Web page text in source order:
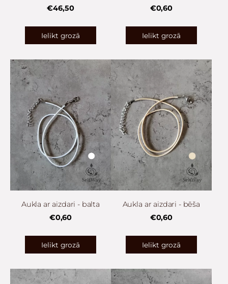
€46,50
Ielikt grozā
€0,60
Ielikt grozā
Aukla ar aizdari - balta
€0,60
Ielikt grozā
Aukla ar aizdari - bēša
€0,60
Ielikt grozā